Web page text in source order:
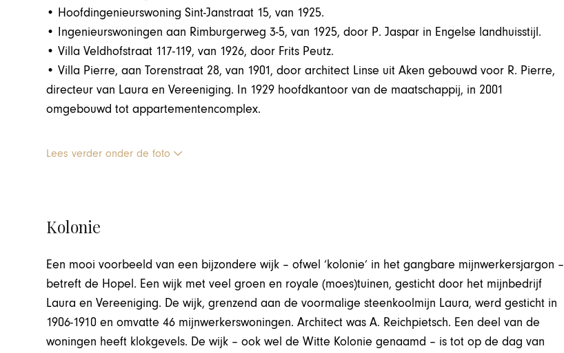
• Hoofdingenieurswoning Sint-Janstraat 15, van 1925.
• Ingenieurswoningen aan Rimburgerweg 3-5, van 1925, door P. Jaspar in Engelse landhuisstijl.
• Villa Veldhofstraat 117-119, van 1926, door Frits Peutz.
• Villa Pierre, aan Torenstraat 28, van 1901, door architect Linse uit Aken gebouwd voor R. Pierre,
directeur van Laura en Vereeniging. In 1929 hoofdkantoor van de maatschappij, in 2001
omgebouwd tot appartementencomplex.
Lees verder onder de foto
Kolonie
Een mooi voorbeeld van een bijzondere wijk – ofwel ‘kolonie’ in het gangbare mijnwerkersjargon –
betreft de Hopel. Een wijk met veel groen en royale (moes)tuinen, gesticht door het mijnbedrijf
Laura en Vereeniging. De wijk, grenzend aan de voormalige steenkoolmijn Laura, werd gesticht in
1906-1910 en omvatte 46 mijnwerkerswoningen. Architect was A. Reichpietsch. Een deel van de
woningen heeft klokgevels. De wijk – ook wel de Witte Kolonie genaamd – is tot op de dag van